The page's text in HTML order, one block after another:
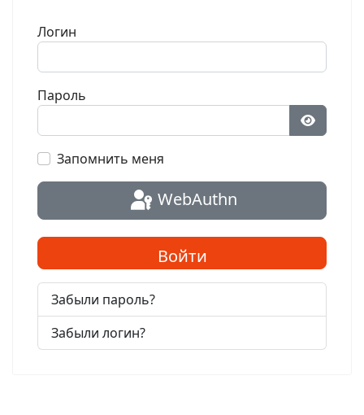
Логин
Пароль
Запомнить меня
WebAuthn
Войти
Забыли пароль?
Забыли логин?